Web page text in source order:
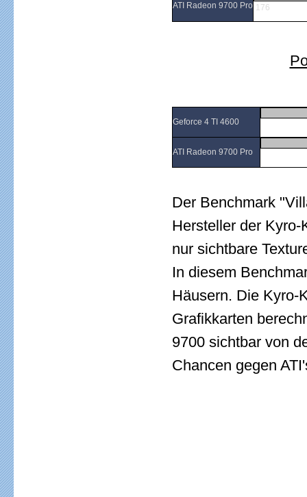
ATI Radeon 9700 Pro 176
Geforce 4 TI 4600
ATI Radeon 9700 Pro
Der Benchmark
Hersteller der
nur sichtbare
In diesem
Häusern. Die Kyro-
Grafikkarten
9700 sichtbar von
Chancen gegen